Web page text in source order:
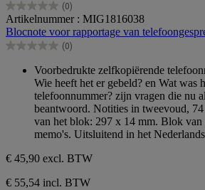
(0)
0.0
van
de
5
Artikelnummer : MIG1816038
Blocnote voor rapportage van
(0)
0.0
sterren.
Voorbedrukte zelfkopiërende
Wie heeft het er gebeld? en Wat was
telefoonnummer? zijn vragen die nu
beantwoord. Notities in tweevoud,
van het blok: 297 x 14 mm. Blok van
memo's. Uitsluitend in het
€ 45,90 excl. BTW
€ 55,54 incl. BTW